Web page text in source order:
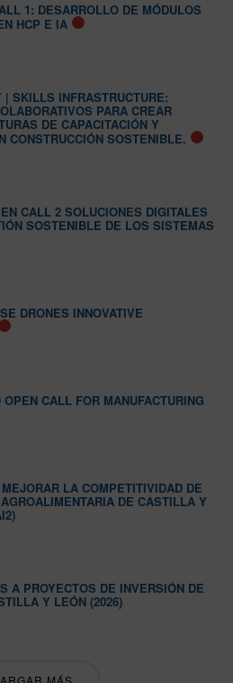
1: DESARROLLO DE MÓDULOS
HCP E IA
| SKILLS INFRASTRUCTURE:
PARA CREAR
DE CAPACITACIÓN Y
CONSTRUCCIÓN SOSTENIBLE.
CALL 2 SOLUCIONES DIGITALES
SOSTENIBLE DE LOS SISTEMAS
DRONES INNOVATIVE
OPEN CALL FOR MANUFACTURING
LA COMPETITIVIDAD DE
DE CASTILLA Y
A PROYECTOS DE INVERSIÓN DE
Y LEÓN (2026)
MÁS